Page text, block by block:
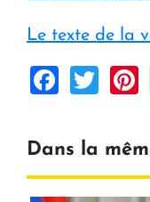
Le texte de la
Dans la